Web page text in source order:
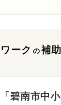
ーク の補
碧南市中